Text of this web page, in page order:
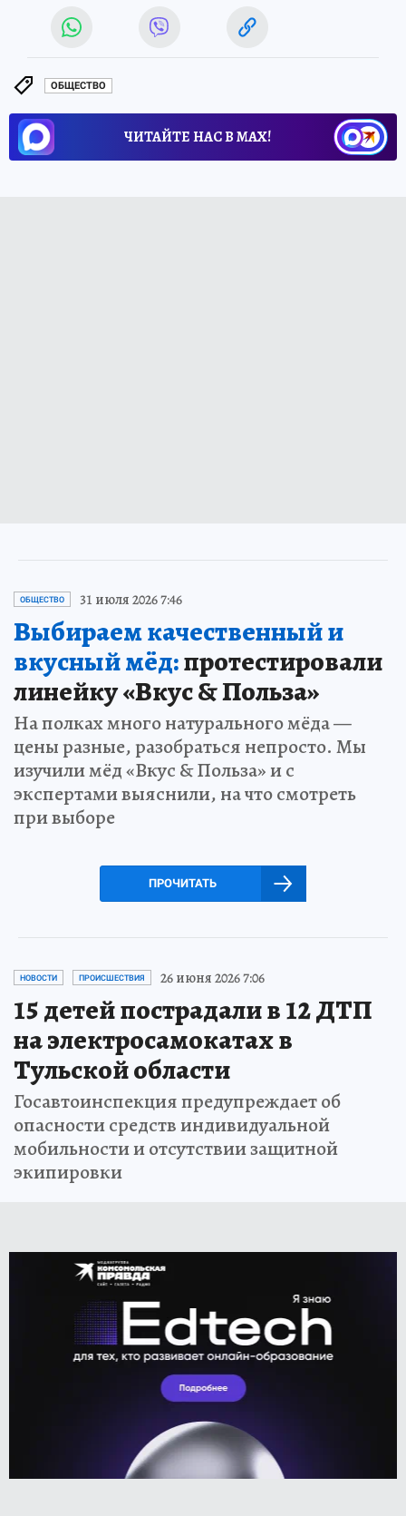
ОБЩЕСТВО
ЧИТАЙТЕ НАС В МАХ!
ОБЩЕСТВО 31 июля 2026 7:46
Выбираем качественный и
вкусный мёд:протестировали
линейку «Вкус & Польза»
На полках много натурального мёда —
цены разные, разобраться непросто. Мы
изучили мёд «Вкус & Польза» и с
экспертами выяснили, на что смотреть
при выборе
ПРОЧИТАТЬ
НОВОСТИ ПРОИСШЕСТВИЯ 26 июня 2026 7:06
15 детей пострадали в 12 ДТП
на электросамокатах в
Тульской области
Госавтоинспекция предупреждает об
опасности средств индивидуальной
мобильности и отсутствии защитной
экипировки